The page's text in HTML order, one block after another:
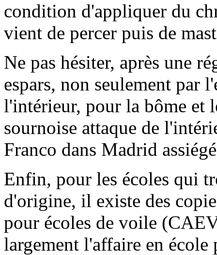
condition d'appliquer du
vient de percer puis de
Ne pas hésiter, après une
espars, non seulement par
l'intérieur, pour la bôme et
sournoise attaque de
Franco dans Madrid
Enfin, pour les écoles qui
d'origine, il existe des
pour écoles de voile
largement l'affaire en